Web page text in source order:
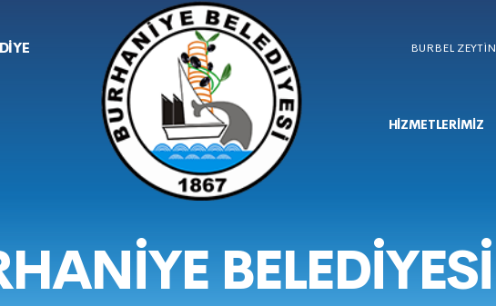
BURBEL ZEYTİN
HİZMETLERİMİZ
BELEDİYESİ